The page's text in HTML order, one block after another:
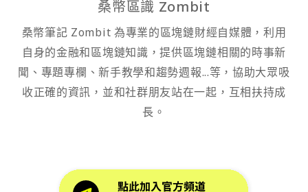
桑幣區識 Zombit
桑幣筆記 Zombit 為專業的區塊鏈財經自媒體，利用
自身的金融和區塊鏈知識，提供區塊鏈相關的時事新
聞、專題專欄、新手教學和趨勢週報...等，協助大眾吸
收正確的資訊，並和社群朋友站在一起，互相扶持成
長。